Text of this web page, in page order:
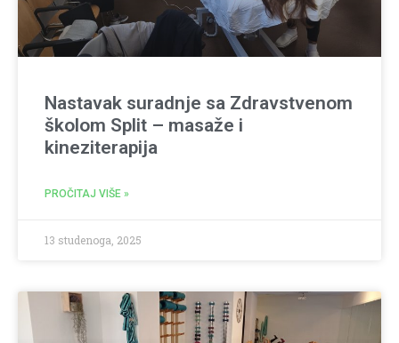
Nastavak suradnje sa Zdravstvenom
školom Split – masaže i
kineziterapija
PROČITAJ VIŠE »
13 studenoga, 2025